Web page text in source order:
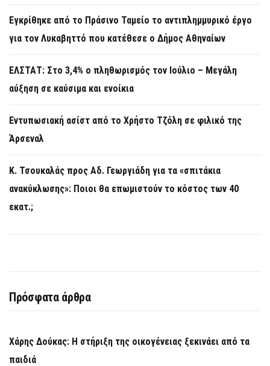
Εγκρίθηκε από το Πράσινο Ταμείο το αντιπλημμυρικό έργο
για τον Λυκαβηττό που κατέθεσε ο Δήμος Αθηναίων
ΕΛΣΤΑΤ: Στο 3,4% ο πληθωρισμός τον Ιούλιο – Μεγάλη
αύξηση σε καύσιμα και ενοίκια
Εντυπωσιακή ασίστ από το Χρήστο Τζόλη σε φιλικό της
Άρσεναλ
Κ. Τσουκαλάς προς Αδ. Γεωργιάδη για τα «σπιτάκια
ανακύκλωσης»: Ποιοι θα επωμιστούν το κόστος των 40
εκατ.;
Πρόσφατα άρθρα
Χάρης Δούκας: Η στήριξη της οικογένειας ξεκινάει από τα
παιδιά